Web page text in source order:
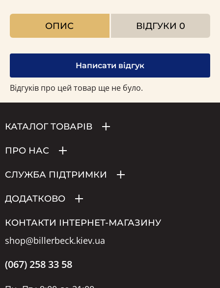
ОПИС ВІДГУКИ 0
Написати відгук
Відгуків про цей товар ще не було.
КАТАЛОГ ТОВАРІВ
ПРО НАС
СЛУЖБА ПІДТРИМКИ
ДОДАТКОВО
КОНТАКТИ ІНТЕРНЕТ-МАГАЗИНУ
shop@billerbeck.kiev.ua
(067) 258 33 58